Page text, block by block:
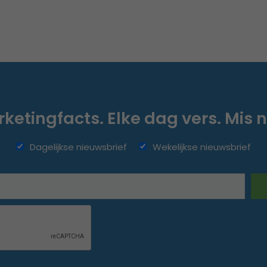
Elke dag vers. Mis
Dagelijkse nieuwsbrief Wekelijkse nieuwsbrief